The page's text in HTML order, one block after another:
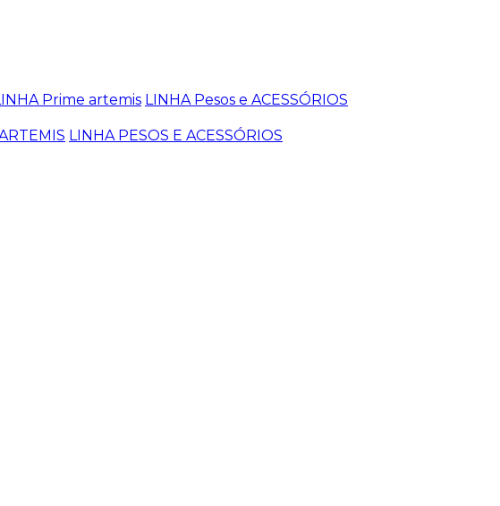
Prime artemis LINHA Pesos e ACESSÓRIOS
LINHA PESOS E ACESSÓRIOS